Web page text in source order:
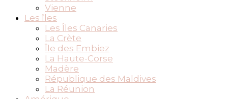
Vienne
Les îles
Les Îles Canaries
La Crète
Île des Embiez
La Haute-Corse
Madère
République des Maldives
La Réunion